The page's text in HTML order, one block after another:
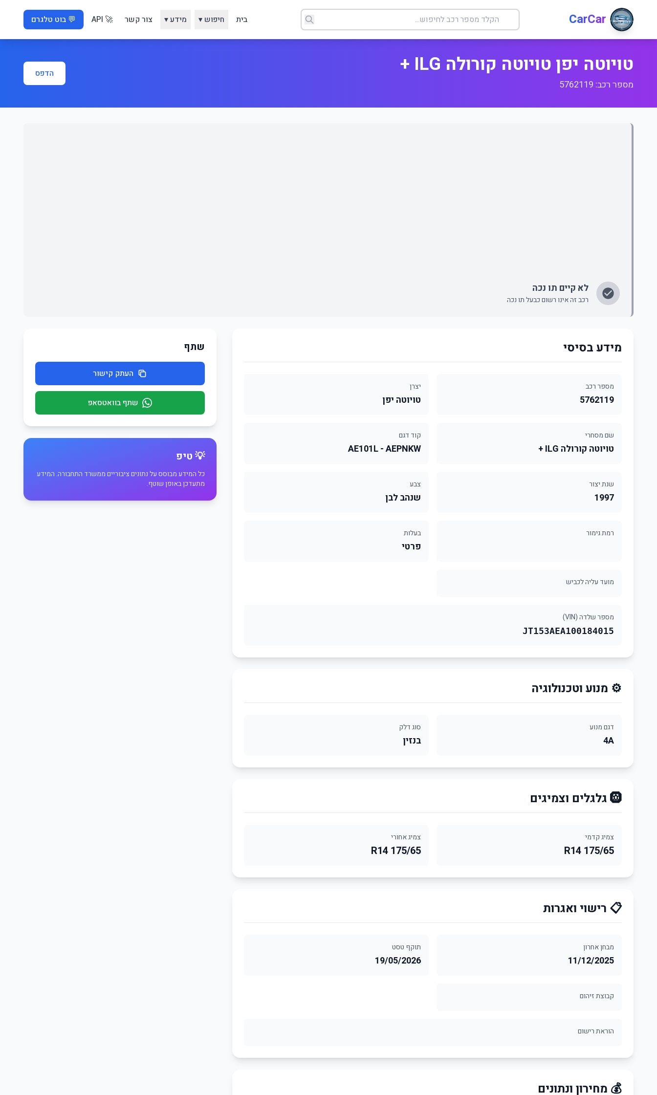
CarCar בית חיפוש ▾ מידע ▾ צור קשר 🚀 API 💬 בוט טלגרם
טויוטה יפן טויוטה קורולה ILG +
מספר רכב: 5762119
הדפס
לא קיים תו נכה
רכב זה אינו רשום כבעל תו נכה
מידע בסיסי
מספר רכב
5762119
יצרן
טויוטה יפן
שם מסחרי
טויוטה קורולה ILG +
קוד דגם
AE101L - AEPNKW
שנת יצור
1997
צבע
שנהב לבן
רמת גימור בעלות
פרטי
מועד עליה לכביש
מספר שלדה (VIN)
JT153AEA100184015
⚙️ מנוע וטכנולוגיה
דגם מנוע
4A
סוג דלק
בנזין
🛞 גלגלים וצמיגים
צמיג קדמי
175/65 R14
צמיג אחורי
175/65 R14
📋 רישוי ואגרות
מבחן אחרון
11/12/2025
תוקף טסט
19/05/2026
קבוצת זיהום
הוראת רישום
💰 מחירון ונתונים
שתף
העתק קישור
שתף בוואטסאפ
💡 טיפ
כל המידע מבוסס על נתונים ציבוריים ממשרד התחבורה. המידע
מתעדכן באופן שוטף.